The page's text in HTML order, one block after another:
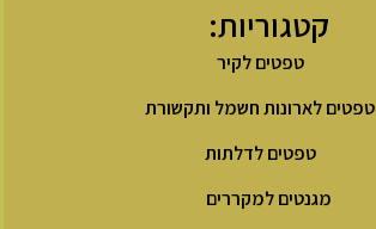
קטגוריות:
טפטים לקיר
טפטים לארונות חשמל ותקשורת
טפטים לדלתות
מגנטים למקררים